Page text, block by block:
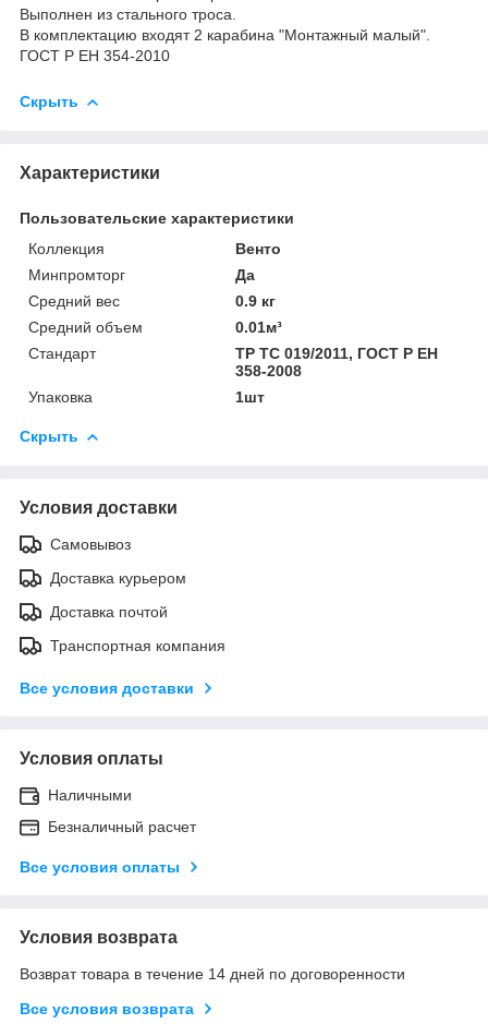
Выполнен из стального троса.
В комплектацию входят 2 карабина "Монтажный малый".
ГОСТ Р ЕН 354-2010
Скрыть
Характеристики
Пользовательские характеристики
Коллекция
Венто
Минпромторг
Да
Средний вес
0.9 кг
Средний объем
0.01м³
Стандарт
ТР ТС 019/2011, ГОСТ Р ЕН
358-2008
Упаковка
1шт
Скрыть
Условия доставки
Самовывоз
Доставка курьером
Доставка почтой
Транспортная компания
Все условия доставки
Условия оплаты
Наличными
Безналичный расчет
Все условия оплаты
Условия возврата
Возврат товара в течение 14 дней по договоренности
Все условия возврата